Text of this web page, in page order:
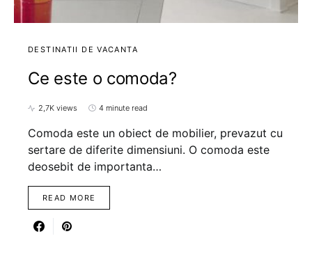
DESTINATII DE VACANTA
Ce este o comoda?
2,7K views 4 minute read
Comoda este un obiect de mobilier, prevazut cu
sertare de diferite dimensiuni. O comoda este
deosebit de importanta…
READ MORE